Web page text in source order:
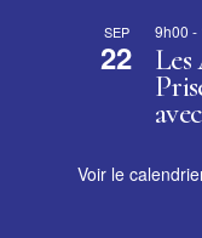
SEP
22
9h00 -
Voir le